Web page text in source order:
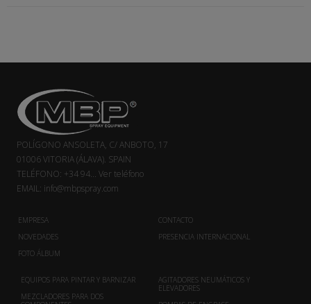
POLÍGONO ANSOLETA, C/ ANBOTO, 17
01006 VITORIA (ÁLAVA). SPAIN
TELÉFONO: +34 94... Ver teléfono
EMAIL: info@mbpspray.com
EMPRESA
NOVEDADES
FOTO ÁLBUM
CONTACTO
PRESENCIA INTERNACIONAL
EQUIPOS PARA PINTAR Y BARNIZAR
MEZCLADORES PARA DOS
AGITADORES NEUMÁTICOS Y
ELEVADORES